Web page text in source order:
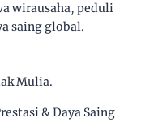
wirausaha, peduli
saing global.
Mulia.
& Daya Saing